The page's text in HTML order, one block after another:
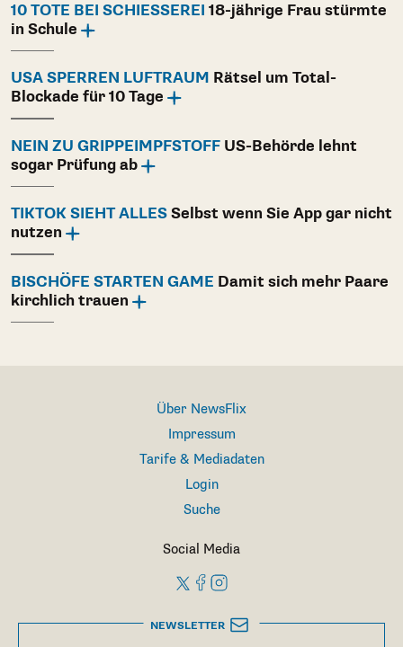
10 TOTE BEI SCHIESSEREI 18-jährige Frau stürmte
in Schule
USA SPERREN LUFTRAUM Rätsel um Total-
Blockade für 10 Tage
NEIN ZU GRIPPEIMPFSTOFF US-Behörde lehnt
sogar Prüfung ab
TIKTOK SIEHT ALLES Selbst wenn Sie App gar nicht
nutzen
BISCHÖFE STARTEN GAME Damit sich mehr Paare
kirchlich trauen
Über NewsFlix
Impressum
Tarife & Mediadaten
Login
Suche
Social Media
NEWSLETTER